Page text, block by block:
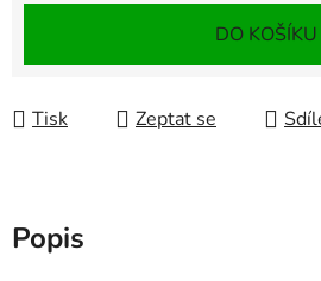
DO KOŠÍKU
Tisk Zeptat se
Popis